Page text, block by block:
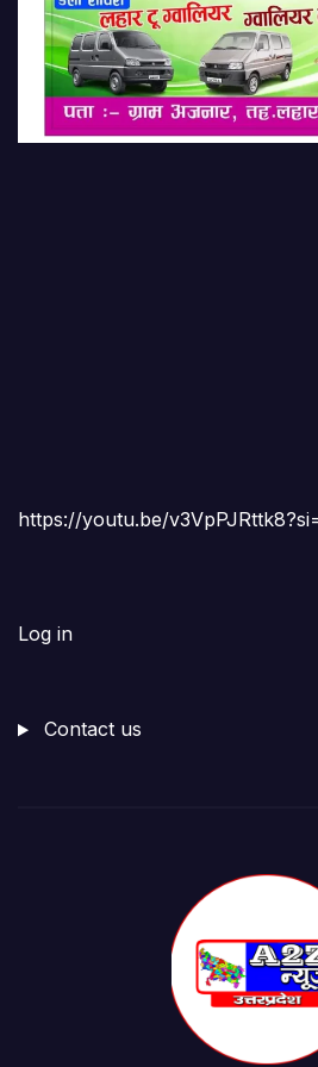
https://youtu.be/
Log in
Contact us